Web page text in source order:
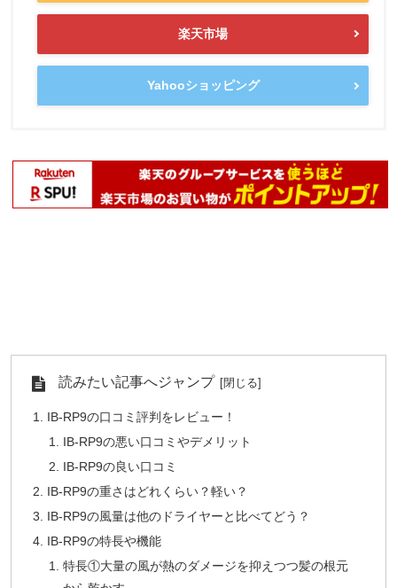
楽天市場
Yahooショッピング
読みたい記事へジャンプ
IB-RP9の口コミ評判をレビュー！
IB-RP9の悪い口コミやデメリット
IB-RP9の良い口コミ
IB-RP9の重さはどれくらい？軽い？
IB-RP9の風量は他のドライヤーと比べてどう？
IB-RP9の特長や機能
特長①大量の風が熱のダメージを抑えつつ髪の根元